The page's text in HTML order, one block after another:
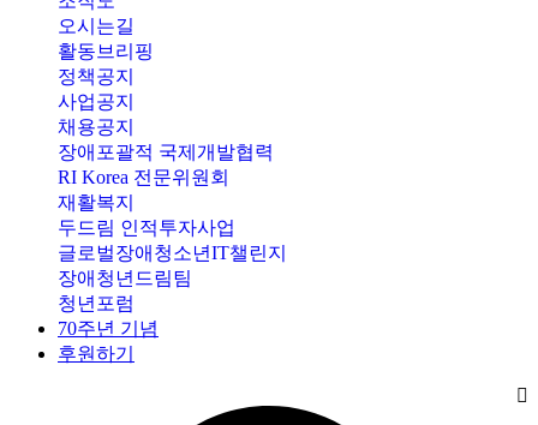
오시는길
활동브리핑
정책공지
사업공지
채용공지
장애포괄적 국제개발협력
RI Korea 전문위원회
재활복지
두드림 인적투자사업
글로벌장애청소년IT챌린지
장애청년드림팀
청년포럼
70주년 기념
후원하기